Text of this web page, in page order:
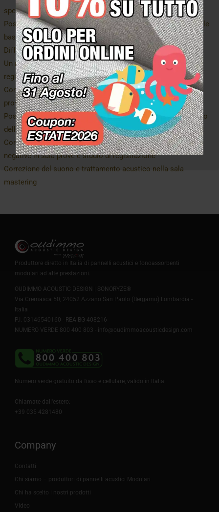
specchio
Posizionamento delle bass traps angoli per il trattamento delle
basse frequenze risonanti
Diffusione del suono negli studi di registrazione
Un nuovo concetto di diffusione del suono negli studi di
registrazione
Come correggere le basse frequenze modali risonanti in sala
prove e in sala di ripresa
Posizionamento delle bass traps sulle pareti per il trattamento
delle basse frequenze risonanti
Controllo degli echi fluttuanti, del riverbero e delle riflessioni
negative in sala prove e studio di registrazione
Correzione del suono e trattamento acustico nella sala
mastering
Produttore diretto in Italia di pannelli acustici e fonoassorbenti
modulari ad alte prestazioni.
OUDIMMO ACOUSTIC DESIGN | SONORYZE®
Via Cremasca 50, 24052 Azzano San Paolo (Bergamo) Lombardia -
Italia
P.I. 03146540160 - REA BG-408216
NUMERO VERDE 800 400 803 - info@oudimmoacousticdesign.com
Numero verde gratuito da fisso e cellulare, valido in Italia.
Chiamate dall'estero:
+39 035 4281480
Company
Contatti
Chi siamo – produttori di pannelli acustici Modulari
Chi ha scelto i nostri prodotti
Video